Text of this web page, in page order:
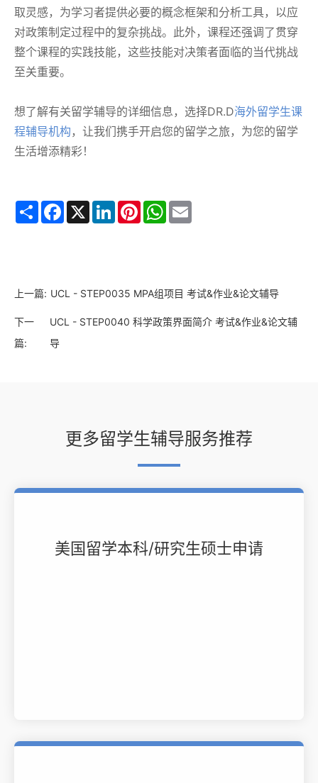
取灵感，为学习者提供必要的概念框架和分析工具，以应
对政策制定过程中的复杂挑战。此外，课程还强调了贯穿
整个课程的实践技能，这些技能对决策者面临的当代挑战
至关重要。
想了解有关留学辅导的详细信息，选择DR.D海外留学生课
程辅导机构 ，让我们携手开启您的留学之旅，为您的留学
生活增添精彩！
Share Facebook
X LinkedInPinterestWhatsApp
上一篇: UCL - STEP0035 MPA组项目 考试&作业&论文辅导
下一
篇:
UCL - STEP0040 科学政策界面简介 考试&作业&论文辅
导
更多留学生辅导服务推荐
美国留学本科/研究生硕士申请